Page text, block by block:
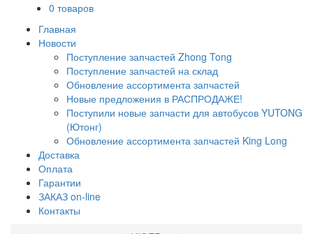
0 товаров
Главная
Новости
Поступление запчастей Zhong Tong
Поступление запчастей на склад
Обновление ассортимента запчастей
Новые предложения в РАСПРОДАЖЕ!
Поступили новые запчасти для автобусов YUTONG
(Ютонг)
Обновление ассортимента запчастей King Long
Доставка
Оплата
Гарантии
ЗАКАЗ on-line
Контакты